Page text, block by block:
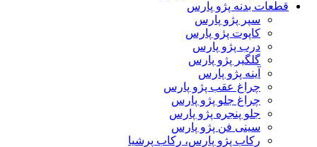
قطعات بدنه پژو پارس
سپر پژو پارس
کاپوت پژو پارس
درب پژو پارس
گلگیر پژو پارس
آینه پژو پارس
چراغ عقب پژو پارس
چراغ جلو پژو پارس
جلو پنجره پژو پارس
سینی فن پژو پارس
رکاب پژو پارس، رکاب پرشیا